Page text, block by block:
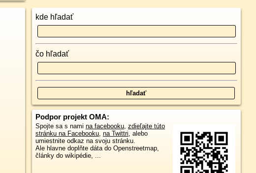
kde hľadať
čo hľadať
Podpor projekt OMA:
Spojte sa s nami na facebooku, zdieľajte túto
stránku na Facebooku, na Twittri, alebo
umiestnite odkaz na svoju stránku.
Ale hlavne doplňte dáta do Openstreetmap,
články do wikipédie, ...